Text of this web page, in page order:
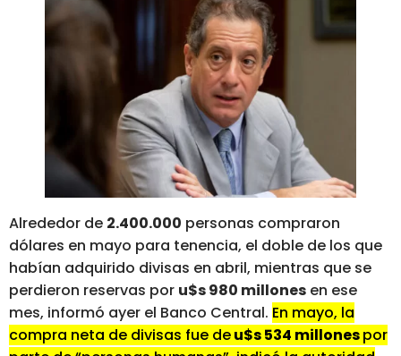
Alrededor de 2.400.000 personas compraron
dólares en mayo para tenencia, el doble de los que
habían adquirido divisas en abril, mientras que se
perdieron reservas por u$s 980 millones en ese
mes, informó ayer el Banco Central. En mayo, la
compra neta de divisas fue deu$s 534 millonespor